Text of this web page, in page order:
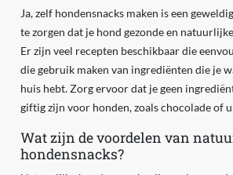
Ja, zelf hondensnacks maken is een
te zorgen dat je hond gezonde en
Er zijn veel recepten beschikbaar die
die gebruik maken van ingrediënten die je
huis hebt. Zorg ervoor dat je geen
giftig zijn voor honden, zoals chocolade of
Wat zijn de voordelen van
hondensnacks?